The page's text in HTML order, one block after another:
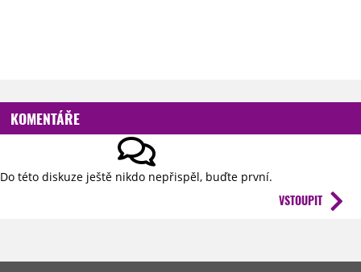
KOMENTÁŘE
Do této diskuze ještě nikdo nepřispěl, buďte první.
VSTOUPIT